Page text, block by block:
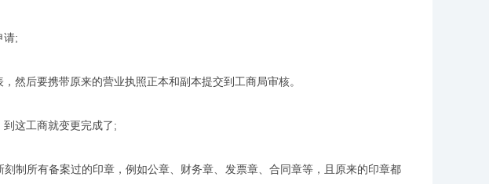
请;
后要携带原来的营业执照正本和副本提交到工商局审核。
这工商就变更完成了;
所有备案过的印章，例如公章、财务章、发票章、合同章等，且原来的印章都